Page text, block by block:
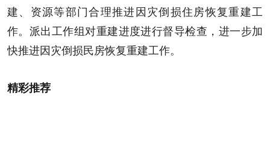
建、资源等部门合理推进因灾倒损住房恢复重建工
作。派出工作组对重建进度进行督导检查，进一步加
快推进因灾倒损民房恢复重建工作。
精彩推荐